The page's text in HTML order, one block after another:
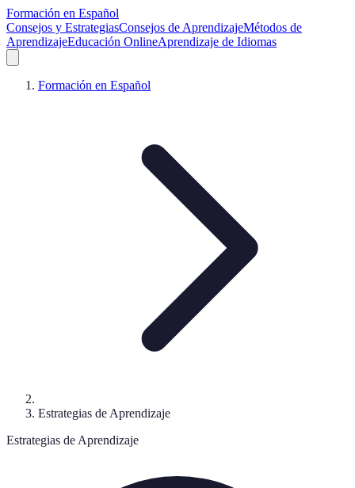
Formación en Español
Consejos y EstrategiasConsejos de AprendizajeMétodos de
AprendizajeEducación OnlineAprendizaje de Idiomas
Formación en Español
Estrategias de Aprendizaje
Estrategias de Aprendizaje